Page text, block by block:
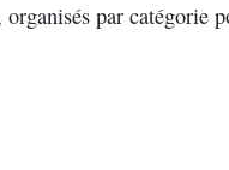
par catégorie